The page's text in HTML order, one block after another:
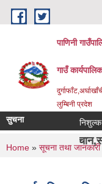
Skip to main content
पाणिनी
गाउँ
लुम्बिनी प्रदेश
पाणिनी
सुचना निशुल्क
You are
Home » सूचना तथा जानकारी